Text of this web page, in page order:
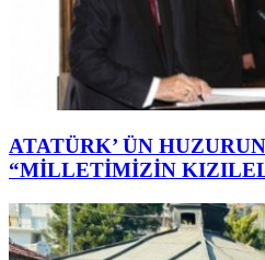
ATATÜRK’ ÜN
“MİLLETİMİZİN